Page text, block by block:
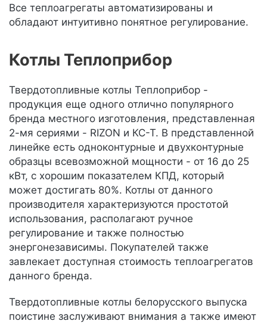
Все теплоагрегаты автоматизированы и
обладают интуитивно понятное регулирование.
Котлы Теплоприбор
Твердотопливные котлы Теплоприбор -
продукция еще одного отлично популярного
бренда местного изготовления, представленная
2-мя сериями - RIZON и КС-Т. В представленной
линейке есть одноконтурные и двухконтурные
образцы всевозможной мощности - от 16 до 25
кВт, с хорошим показателем КПД, который
может достигать 80%. Котлы от данного
производителя характеризуются простотой
использования, располагают ручное
регулирование и также полностью
энергонезависимы. Покупателей также
завлекает доступная стоимость теплоагрегатов
данного бренда.
Твердотопливные котлы белорусского выпуска
поистине заслуживают внимания а также имеют